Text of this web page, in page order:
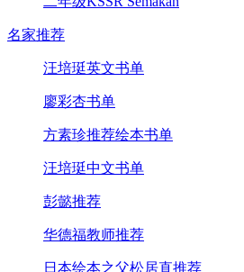
名家推荐
汪培珽英文书单
廖彩杏书单
方素珍推荐绘本书单
汪培珽中文书单
彭懿推荐
华德福教师推荐
日本绘本之父松居直推荐